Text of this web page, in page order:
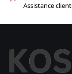
Assistance